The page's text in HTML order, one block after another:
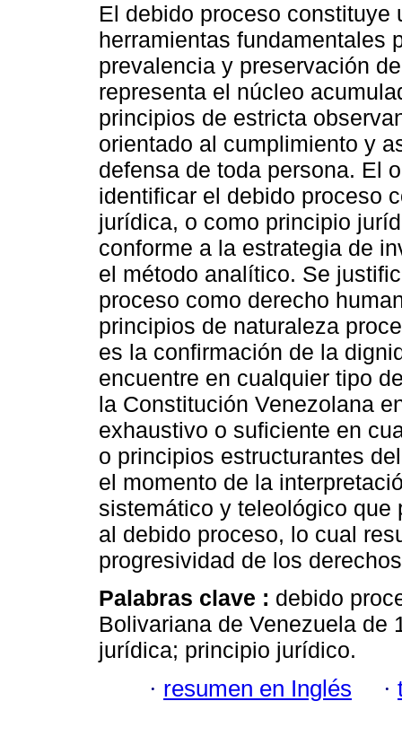
El debido proceso constituye
herramientas fundamentales
prevalencia y preservación
representa el núcleo
principios de estricta
orientado al cumplimiento y
defensa de toda persona. El
identificar el debido proceso
jurídica, o como principio
conforme a la estrategia de
el método analítico. Se
proceso como derecho
principios de naturaleza
es la confirmación de la
encuentre en cualquier tipo
la Constitución Venezolana
exhaustivo o suficiente en
o principios estructurantes
el momento de la
sistemático y teleológico que
al debido proceso, lo cual
progresividad de los
Palabras clave : debido
Bolivariana de Venezuela de
jurídica; principio jurídico.
· resumen en Inglés ·